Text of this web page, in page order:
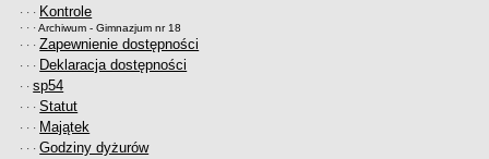
· · · Kontrole
· · ·Archiwum - Gimnazjum nr 18
· · ·Zapewnienie dostępności
· · · Deklaracja dostępności
· ·sp54
· · ·Statut
· · · Majątek
· · ·Godziny dyżurów